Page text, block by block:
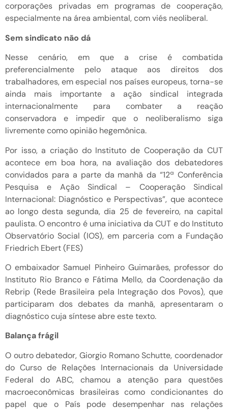
corporações privadas em programas de cooperação,
especialmente na área ambiental, com viés neoliberal.
Sem sindicato não dá
Nesse cenário, em que a crise é combatida
preferencialmente pelo ataque aos direitos dos
trabalhadores, em especial nos países europeus, torna-se
ainda mais importante a ação sindical integrada
internacionalmente para combater a reação
conservadora e impedir que o neoliberalismo siga
livremente como opinião hegemônica.
Por isso, a criação do Instituto de Cooperação da CUT
acontece em boa hora, na avaliação dos debatedores
convidados para a parte da manhã da “12ª Conferência
Pesquisa e Ação Sindical – Cooperação Sindical
Internacional: Diagnóstico e Perspectivas”, que acontece
ao longo desta segunda, dia 25 de fevereiro, na capital
paulista. O encontro é uma iniciativa da CUT e do Instituto
Observatório Social (IOS), em parceria com a Fundação
Friedrich Ebert (FES)
O embaixador Samuel Pinheiro Guimarães, professor do
Instituto Rio Branco e Fátima Mello, da Coordenação da
Rebrip (Rede Brasileira pela Integração dos Povos), que
participaram dos debates da manhã, apresentaram o
diagnóstico cuja síntese abre este texto.
Balança frágil
O outro debatedor, Giorgio Romano Schutte, coordenador
do Curso de Relações Internacionais da Universidade
Federal do ABC, chamou a atenção para questões
macroeconômicas brasileiras como condicionantes do
papel que o País pode desempenhar nas relações